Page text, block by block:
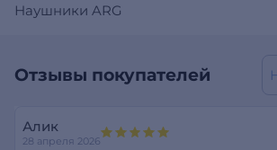
Наушники ARG
Отзывы покупателей
Алик
28 апреля 2026